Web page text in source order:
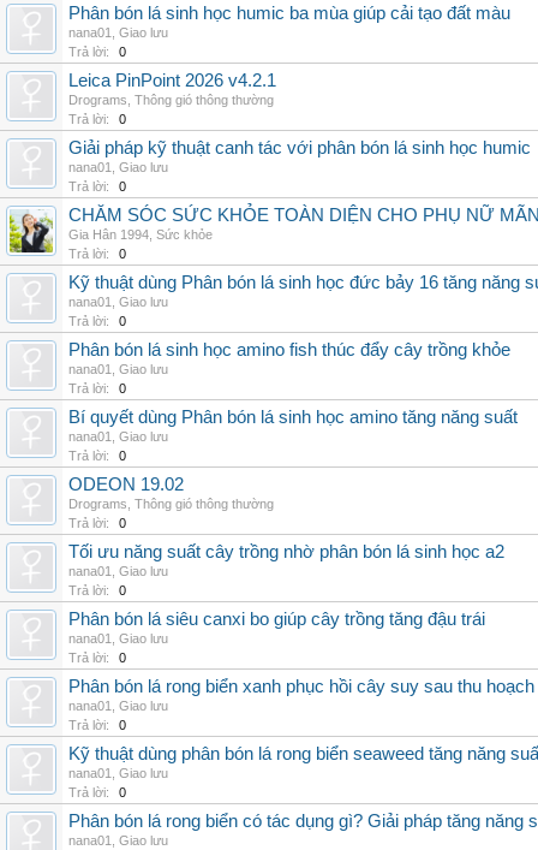
Phân bón lá sinh học humic ba mùa giúp cải tạo đất màu
nana01
Giao lưu
Trả lời:
0
Leica PinPoint 2026 v4.2.1
Drograms Thông gió thông thường
Trả lời:
0
Giải pháp kỹ thuật canh tác với phân bón lá sinh học humic
nana01
Giao lưu
Trả lời:
0
CHĂM SÓC SỨC KHỎE TOÀN DIỆN CHO PHỤ NỮ
Gia Hân 1994 Sức khỏe
Trả lời:
0
Kỹ thuật dùng Phân bón lá sinh học đức bảy 16 tăng năng
nana01
Giao lưu
Trả lời:
0
Phân bón lá sinh học amino fish thúc đẩy cây trồng khỏe
nana01
Giao lưu
Trả lời:
0
Bí quyết dùng Phân bón lá sinh học amino tăng năng suất
nana01
Giao lưu
Trả lời:
0
ODEON 19.02
Drograms Thông gió thông thường
Trả lời:
0
Tối ưu năng suất cây trồng nhờ phân bón lá sinh học a2
nana01
Giao lưu
Trả lời:
0
Phân bón lá siêu canxi bo giúp cây trồng tăng đậu trái
nana01
Giao lưu
Trả lời:
0
Phân bón lá rong biển xanh phục hồi cây suy sau thu hoạch
nana01
Giao lưu
Trả lời:
0
Kỹ thuật dùng phân bón lá rong biển seaweed tăng năng
nana01
Giao lưu
Trả lời:
0
Phân bón lá rong biển có tác dụng gì? Giải pháp tăng năng
nana01
Giao lưu